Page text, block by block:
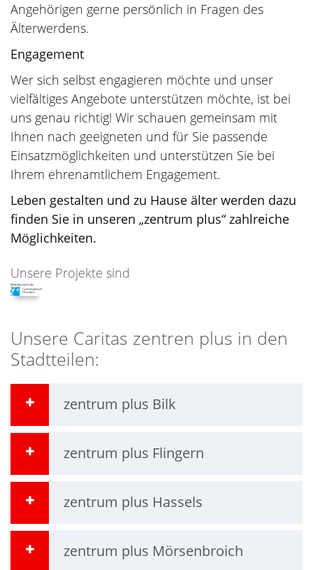
Angehörigen gerne persönlich in Fragen des
Älterwerdens.
Engagement
Wer sich selbst engagieren möchte und unser
vielfältiges Angebote unterstützen möchte, ist bei
uns genau richtig! Wir schauen gemeinsam mit
Ihnen nach geeigneten und für Sie passende
Einsatzmöglichkeiten und unterstützen Sie bei
Ihrem ehrenamtlichem Engagement.
Leben gestalten und zu Hause älter werden dazu
finden Sie in unseren „zentrum plus“ zahlreiche
Möglichkeiten.
Unsere Projekte sind
Unsere Caritas zentren plus in den
Stadtteilen:
zentrum plus Bilk
zentrum plus Flingern
zentrum plus Hassels
zentrum plus Mörsenbroich